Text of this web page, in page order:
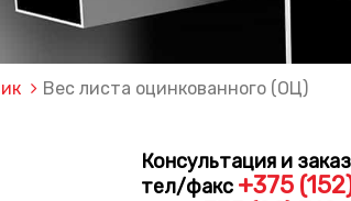
Вес листа оцинкованного (ОЦ)
Консультация и
тел/факс +375